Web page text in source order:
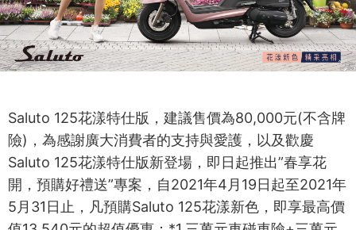
Saluto 125花漾特仕版，建議售價為80,000元(不含牌
險)，為感謝廣大消費者的支持與愛護，以及歡慶
Saluto 125花漾特仕版新登場，即日起推出”春享花
開，預購好禮送”專案，自2021年4月19日起至2021年
5月31日止，凡預購Saluto 125花漾新色，即享最高價